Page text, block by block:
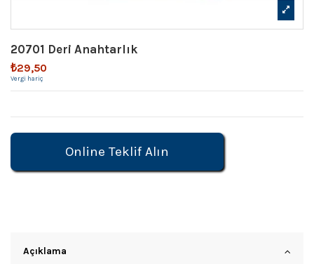
20701 Deri Anahtarlık
₺29,50
Vergi hariç
Online Teklif Alın
Açıklama